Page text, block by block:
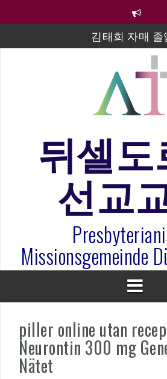
김태희 자매 졸
2023년 어린이 주일
라합3 나라 봉
그리스도인의 생활영
20260322 주안에 가만히 머물
훈목사
섬김이 세
뒤셀
선교
Missionsgemeinde
piller online utan
Neurontin 300 mg
Nätet